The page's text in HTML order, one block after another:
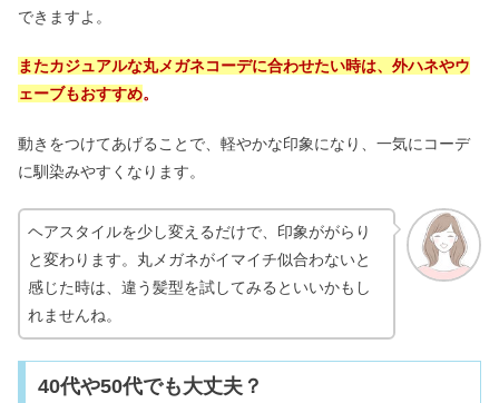
できますよ。
またカジュアルな丸メガネコーデに合わせたい時は、外ハネやウ
ェーブもおすすめ。
動きをつけてあげることで、軽やかな印象になり、一気にコーデ
に馴染みやすくなります。
ヘアスタイルを少し変えるだけで、印象ががらり
と変わります。丸メガネがイマイチ似合わないと
感じた時は、違う髪型を試してみるといいかもし
れませんね。
40代や50代でも大丈夫？